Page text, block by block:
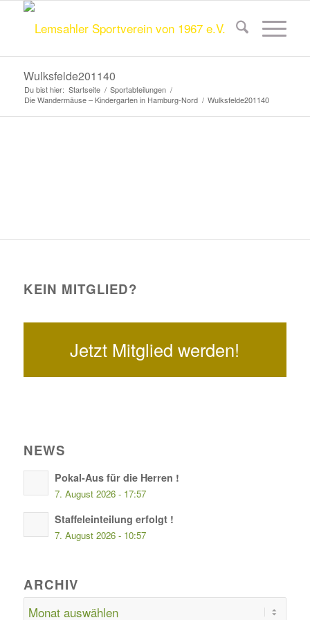
Wulksfelde201140
Du bist hier: Startseite / Sportabteilungen /
Die Wandermäuse – Kindergarten in Hamburg-Nord / Wulksfelde201140
KEIN MITGLIED?
Jetzt Mitglied werden!
NEWS
Pokal-Aus für die Herren !
7. August 2026 - 17:57
Staffeleinteilung erfolgt !
7. August 2026 - 10:57
ARCHIV